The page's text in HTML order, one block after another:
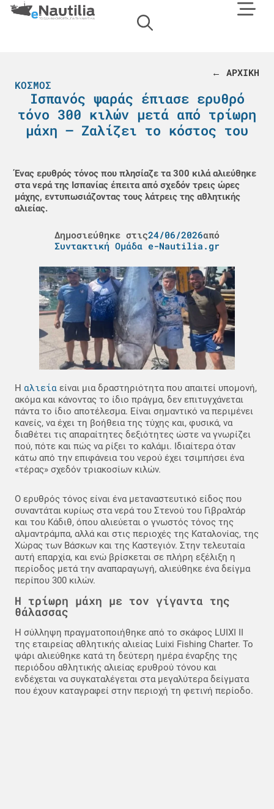
← ΑΡΧΙΚΗ
ΚΌΣΜΟΣ
Ισπανός ψαράς έπιασε ερυθρό
τόνο 300 κιλών μετά από τρίωρη
μάχη – Ζαλίζει το κόστος του
Ένας ερυθρός τόνος που πλησίαζε τα 300 κιλά αλιεύθηκε
στα νερά της Ισπανίας έπειτα από σχεδόν τρεις ώρες
μάχης, εντυπωσιάζοντας τους λάτρεις της αθλητικής
αλιείας.
Δημοσιεύθηκε στις24/06/2026από
Συντακτική Ομάδα e-Nautilia.gr
Η αλιεία είναι μια δραστηριότητα που απαιτεί υπομονή,
ακόμα και κάνοντας το ίδιο πράγμα, δεν επιτυγχάνεται
πάντα το ίδιο αποτέλεσμα. Είναι σημαντικό να περιμένει
κανείς, να έχει τη βοήθεια της τύχης και, φυσικά, να
διαθέτει τις απαραίτητες δεξιότητες ώστε να γνωρίζει
πού, πότε και πώς να ρίξει το καλάμι. Ιδιαίτερα όταν
κάτω από την επιφάνεια του νερού έχει τσιμπήσει ένα
«τέρας» σχεδόν τριακοσίων κιλών.
Ο ερυθρός τόνος είναι ένα μεταναστευτικό είδος που
συναντάται κυρίως στα νερά του Στενού του Γιβραλτάρ
και του Κάδιθ, όπου αλιεύεται ο γνωστός τόνος της
αλμαντράμπα, αλλά και στις περιοχές της Καταλονίας, της
Χώρας των Βάσκων και της Καστεγιόν. Στην τελευταία
αυτή επαρχία, και ενώ βρίσκεται σε πλήρη εξέλιξη η
περίοδος μετά την αναπαραγωγή, αλιεύθηκε ένα δείγμα
περίπου 300 κιλών.
Η τρίωρη μάχη με τον γίγαντα της
θάλασσας
Η σύλληψη πραγματοποιήθηκε από το σκάφος LUIXI II
της εταιρείας αθλητικής αλιείας Luixi Fishing Charter. Το
ψάρι αλιεύθηκε κατά τη δεύτερη ημέρα έναρξης της
περιόδου αθλητικής αλιείας ερυθρού τόνου και
ενδέχεται να συγκαταλέγεται στα μεγαλύτερα δείγματα
που έχουν καταγραφεί στην περιοχή τη φετινή περίοδο.